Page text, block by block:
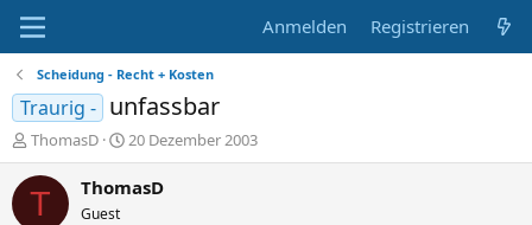
Anmelden Registrieren
Scheidung - Recht + Kosten
Traurig - unfassbar
E
r
s
t
ThomasD
E
r
s
20 Dezember 2003
T ThomasD
Guest